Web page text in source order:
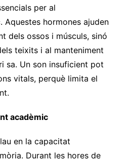
per al
Aquestes hormones ajuden
dels ossos i músculs, sinó
teixits i al manteniment
sa. Un son insuficient pot
vitals, perquè limita el
acadèmic
en la capacitat
Durant les hores de